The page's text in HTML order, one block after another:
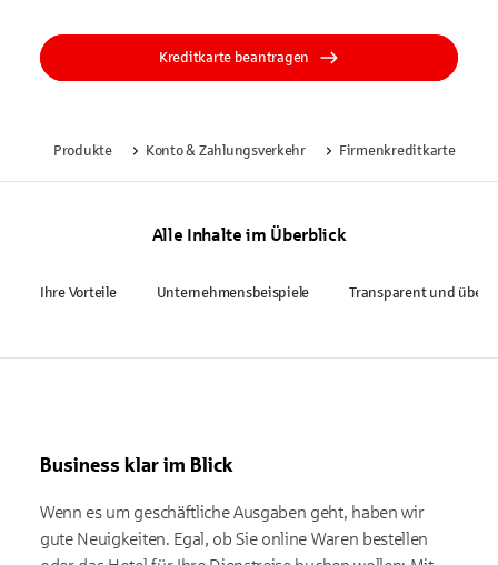
Kreditkarte beantragen
Produkte Konto & Zahlungsverkehr Firmenkreditkarte
Alle Inhalte im Überblick
Ihre Vorteile Unternehmensbeispiele Transparent und
Business klar im Blick
Wenn es um geschäftliche Ausgaben geht, haben wir
gute Neuigkeiten. Egal, ob Sie online Waren bestellen